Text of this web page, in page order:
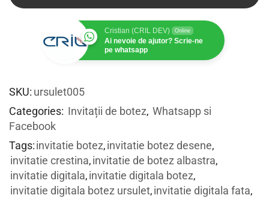
Cristian (CRIL DEV) Online
Ai nevoie de ajutor? Scrie-ne
pe whatsapp
SKU: ursulet005
Categories: Invitații de botez, Whatsapp si
Facebook
Tags:invitatie botez,invitatie botez desene,
invitatie crestina,invitatie de botez albastra,
invitatie digitala,invitatie digitala botez,
invitatie digitala botez ursulet,invitatie digitala fata,